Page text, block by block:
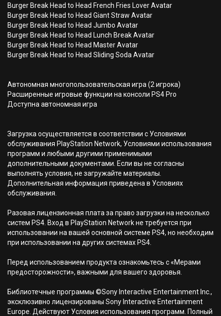
Burger Break Head to Head French Fries Lover Avatar
Burger Break Head to Head Giant Straw Avatar
Burger Break Head to Head Jumbo Avatar
Burger Break Head to Head Lunch Break Avatar
Burger Break Head to Head Master Avatar
Burger Break Head to Head Sliding Soda Avatar
Автономная многопользовательская игра (2 игрока)
Расширенные игровые функции на консоли PS4 Pro
Доступна автономная игра
Загрузка осуществляется в соответствии с Условиями
обслуживания PlayStation Network, Условиями использования
программ и любыми другими применимыми
дополнительными документами. Если вы не согласны
выполнять условия, не загружайте материалы.
Дополнительная информация приведена в Условиях
обслуживания.
Разовая лицензионная плата за право загрузки на несколько
систем PS4. Вход в PlayStation Network не требуется при
использовании на вашей основной системе PS4, но необходим
при использовании на других системах PS4.
Перед использованием продукта ознакомьтесь с «Мерами
предосторожности», важными для вашего здоровья.
Библиотечные программы ©Sony Interactive Entertainment Inc.,
эксклюзивно лицензированы Sony Interactive Entertainment
Europe. Действуют Условия использования программ. Полный